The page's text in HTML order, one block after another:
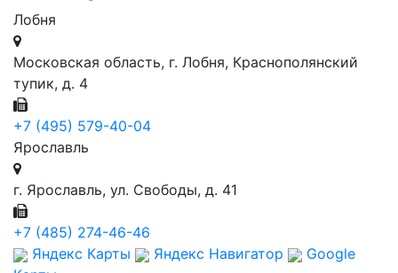
Лобня
Московская область, г. Лобня, Краснополянский
тупик, д. 4
+7 (495) 579-40-04
Ярославль
г. Ярославль, ул. Свободы, д. 41
+7 (485) 274-46-46
Яндекс Карты
Яндекс Навигатор
Google